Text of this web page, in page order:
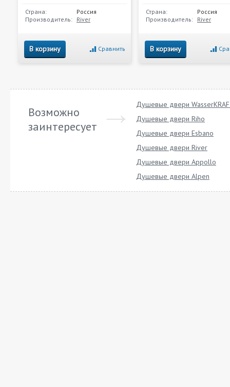
Страна:
Россия
Производитель: River
В корзину Сравнить
Страна:
Россия
Производитель: River
В корзину
Возможно
заинтересует
Душевые двери
Душевые двери Riho
Душевые двери Esbano
Душевые двери River
Душевые двери Appollo
Душевые двери Alpen